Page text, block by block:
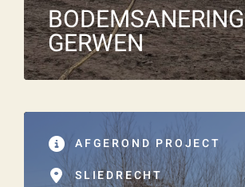
BODEMSANERING
GERWEN
AFGEROND PROJECT
SLIEDRECHT